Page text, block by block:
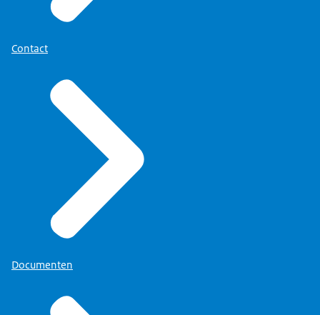
Contact
Documenten